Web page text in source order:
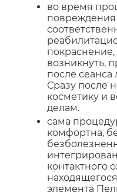
во время
возникнуть,
после
Сразу после
косметику и
делам.
сама
комфортна,
контактного
элемента